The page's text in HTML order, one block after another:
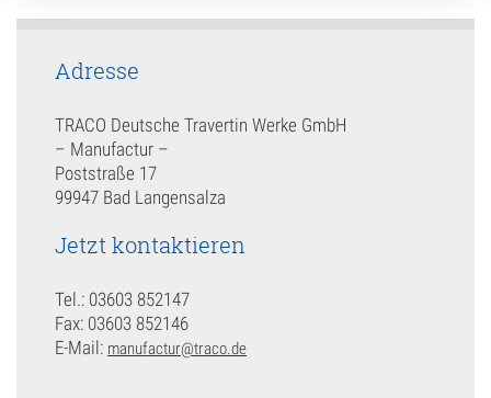
Adresse
TRACO Deutsche Travertin Werke GmbH
– Manufactur –
Poststraße 17
99947 Bad Langensalza
Jetzt kontaktieren
Tel.: 03603 852147
Fax: 03603 852146
E-Mail: manufactur@traco.de